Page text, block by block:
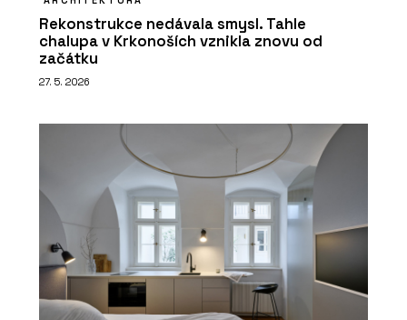
Rekonstrukce nedávala smysl. Tahle
chalupa v Krkonoších vznikla znovu od
začátku
27. 5. 2026